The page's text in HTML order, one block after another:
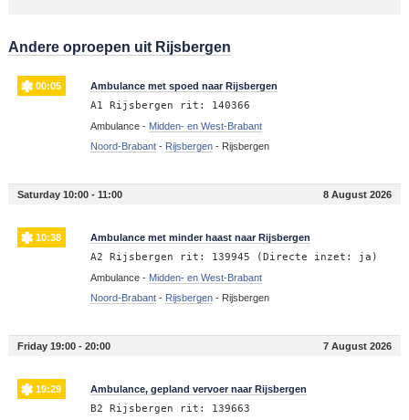
Andere oproepen uit Rijsbergen
00:05 Ambulance met spoed naar Rijsbergen
A1 Rijsbergen rit: 140366
Ambulance - Midden- en West-Brabant
Noord-Brabant- Rijsbergen- Rijsbergen
Saturday 10:00 - 11:00 8 August 2026
10:38 Ambulance met minder haast naar Rijsbergen
A2 Rijsbergen rit: 139945 (Directe inzet: ja)
Ambulance - Midden- en West-Brabant
Noord-Brabant- Rijsbergen- Rijsbergen
Friday 19:00 - 20:00 7 August 2026
19:29 Ambulance, gepland vervoer naar Rijsbergen
B2 Rijsbergen rit: 139663